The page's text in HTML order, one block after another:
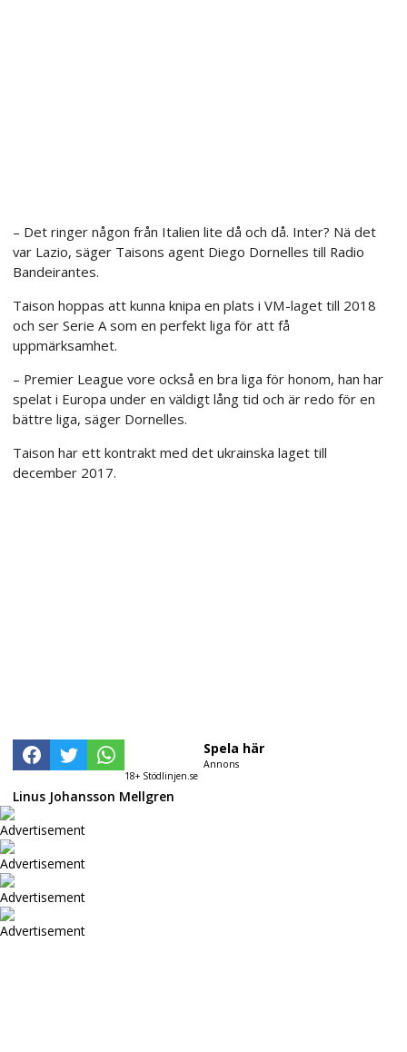
– Det ringer någon från Italien lite då och då. Inter? Nä det
var Lazio, säger Taisons agent Diego Dornelles till Radio
Bandeirantes.
Taison hoppas att kunna knipa en plats i VM-laget till 2018
och ser Serie A som en perfekt liga för att få
uppmärksamhet.
– Premier League vore också en bra liga för honom, han har
spelat i Europa under en väldigt lång tid och är redo för en
bättre liga, säger Dornelles.
Taison har ett kontrakt med det ukrainska laget till
december 2017.
18+ Stödlinjen.se
Spela här
Annons
Linus Johansson Mellgren